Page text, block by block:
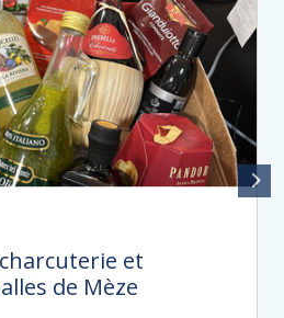
et
de Mèze